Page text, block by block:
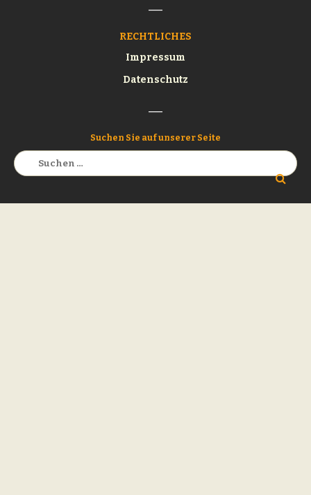
RECHTLICHES
Impressum
Datenschutz
Suchen Sie auf unserer Seite
Suchen
nach: